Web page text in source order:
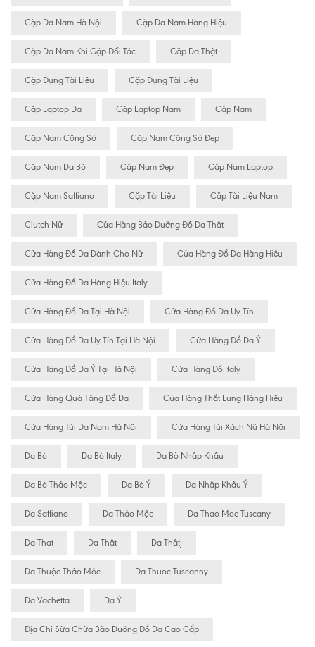
Cặp Da Nam Hà Nội Cặp Da Nam Hàng Hiệu
Cặp Da Nam Khi Gặp Đối Tác Cặp Da Thật
Cặp Đựng Tài Liêu Cặp Đựng Tài Liệu
Cặp Laptop Da Cặp Laptop Nam Cặp Nam
Cặp Nam Công Sở Cặp Nam Công Sở Đẹp
Cặp Nam Da Bò Cặp Nam Đẹp Cặp Nam Laptop
Cặp Nam Saffiano Cặp Tài Liệu Cặp Tài Liệu Nam
Clutch Nữ Cửa Hàng Bảo Dưỡng Đồ Da Thật
Cửa Hàng Đồ Da Dành Cho Nữ Cửa Hàng Đồ Da Hàng Hiệu
Cửa Hàng Đồ Da Hàng Hiệu Italy
Cửa Hàng Đồ Da Tại Hà Nội Cửa Hàng Đồ Da Uy Tín
Cửa Hàng Đồ Da Uy Tín Tại Hà Nội Cửa Hàng Đồ Da Ý
Cửa Hàng Đồ Da Ý Tại Hà Nội Cửa Hàng Đồ Italy
Cửa Hàng Quà Tặng Đồ Da Cửa Hàng Thắt Lưng Hàng Hiệu
Cửa Hàng Túi Da Nam Hà Nội Cửa Hàng Túi Xách Nữ Hà Nội
Da Bò Da Bò Italy Da Bò Nhập Khẩu
Da Bò Thảo Mộc Da Bò Ý Da Nhập Khẩu Ý
Da Saffiano Da Thảo Mộc Da Thao Moc Tuscany
Da That Da Thật Da Thâtj
Da Thuộc Thảo Mộc Da Thuoc Tuscanny
Da Vachetta Da Ý
Địa Chỉ Sữa Chữa Bão Dưỡng Đồ Da Cao Cấp